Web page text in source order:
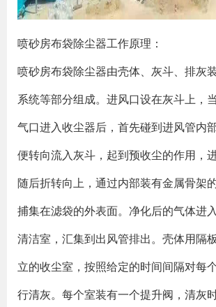
喷砂房布袋除尘器工作原理：
喷砂房布袋除尘器由壳体、灰斗、排灰
系统等部分组成。进风口设在灰斗上，
气口进入收尘器后，首先碰到进风管内
便转向流入灰斗，起到预收尘的作用，
随后折转向上，通过内部装有金属骨架
捕集在滤袋的外表面。净化后的气体进
清洁室，汇集到出风管排出。壳体用隔
立的收尘室，按照给定的时间间隔对每
行清灰。每个室装有一个提升阀，清灰